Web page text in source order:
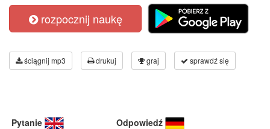
rozpocznij naukę
ściągnij mp3 drukuj graj sprawdź się
Pytanie Odpowiedź